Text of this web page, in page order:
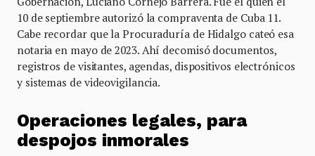
10 de septiembre autorizó la compraventa de Cuba 11.
Cabe recordar que la Procuraduría de Hidalgo cateó esa
notaria en mayo de 2023. Ahí decomisó documentos,
registros de visitantes, agendas, dispositivos electrónicos
y sistemas de videovigilancia.
Operaciones legales, para
despojos inmorales